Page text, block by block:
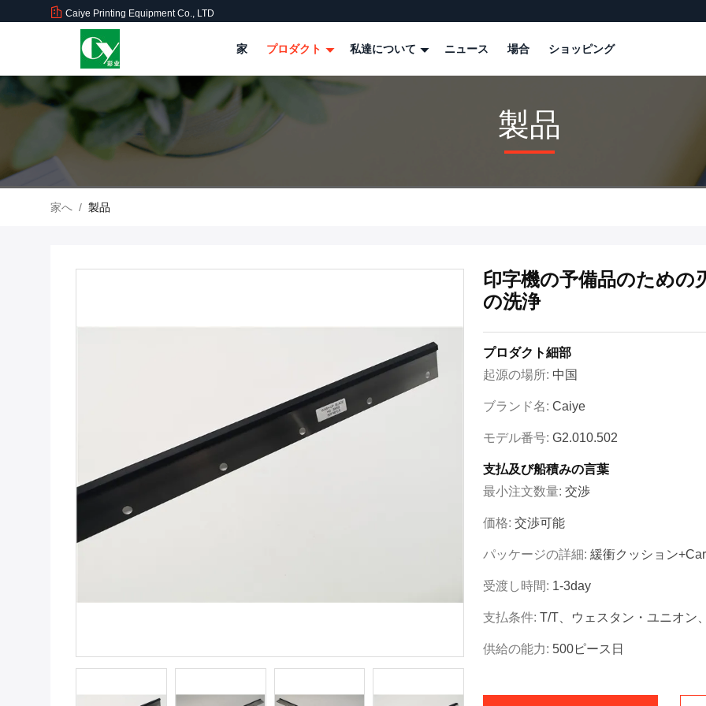
Caiye Printing Equipment Co., LTD
家 プロダクト 私達について ニュース 場合 ショッピング
製品
家へ / 製品
印字機の予備品のための
の洗浄
プロダクト細部
起源の場所: 中国
ブランド名: Caiye
モデル番号: G2.010.502
支払及び船積みの言葉
最小注文数量: 交渉
価格: 交渉可能
パッケージの詳細: 緩衝クッション
受渡し時間: 1-3day
支払条件: T/T、ウェスタン・ユニオン
供給の能力: 500ピース日